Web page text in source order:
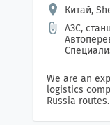
Китай,
АЗС,
We are an
logistics
Russia